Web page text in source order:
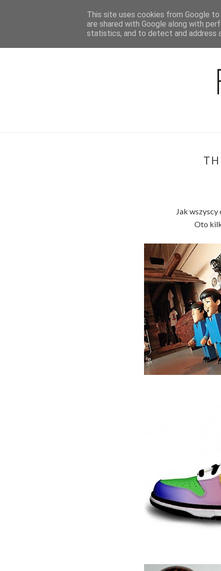
BLOG
Jak wszyscy
Oto
This site uses cookies from Google
are shared with Google along with
statistics, and to detect and address